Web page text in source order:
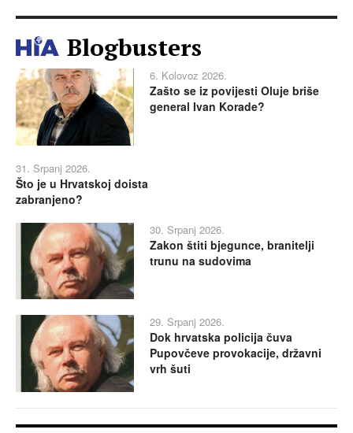
Blogbusters
6. Kolovoz 2026.
Zašto se iz povijesti Oluje briše
general Ivan Korade?
31. Srpanj 2026.
Što je u Hrvatskoj doista
zabranjeno?
30. Srpanj 2026.
Zakon štiti bjegunce, branitelji
trunu na sudovima
29. Srpanj 2026.
Dok hrvatska policija čuva
Pupovčeve provokacije, državni
vrh šuti